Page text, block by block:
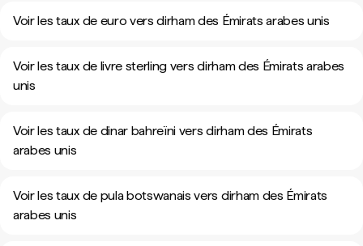
Voir les taux de euro vers dirham des Émirats arabes unis
Voir les taux de livre sterling vers dirham des Émirats arabes
unis
Voir les taux de dinar bahreïni vers dirham des Émirats
arabes unis
Voir les taux de pula botswanais vers dirham des Émirats
arabes unis